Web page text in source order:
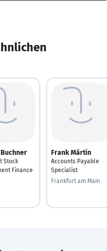
Stock
Finance
Frank Märtin
Accounts Payable
Specialist
Frankfurt am Main